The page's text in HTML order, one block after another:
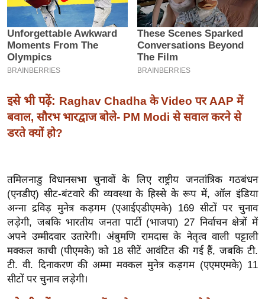
ई
पे
प
र
सा
ल
सा
ल
श
ख्सि
य
त
यं
इसे भी पढ़ें: Raghav Chadha के Video पर AAP में
बवाल, सौरभ भारद्वाज बोले- PM Modi से सवाल करने से
डरते क्यों हो?
तमिलनाडु विधानसभा चुनावों के लिए राष्ट्रीय जनतांत्रिक गठबंधन
(एनडीए) सीट-बंटवारे की व्यवस्था के हिस्से के रूप में, ऑल इंडिया
अन्ना द्रविड़ मुनेत्र कड़गम (एआईएडीएमके) 169 सीटों पर चुनाव
लड़ेगी, जबकि भारतीय जनता पार्टी (भाजपा) 27 निर्वाचन क्षेत्रों में
अपने उम्मीदवार उतारेगी। अंबुमणि रामदास के नेतृत्व वाली पट्टाली
मक्कल काची (पीएमके) को 18 सीटें आवंटित की गई हैं, जबकि टी.
टी. वी. दिनाकरण की अम्मा मक्कल मुनेत्र कड़गम (एएमएमके) 11
सीटों पर चुनाव लड़ेगी।